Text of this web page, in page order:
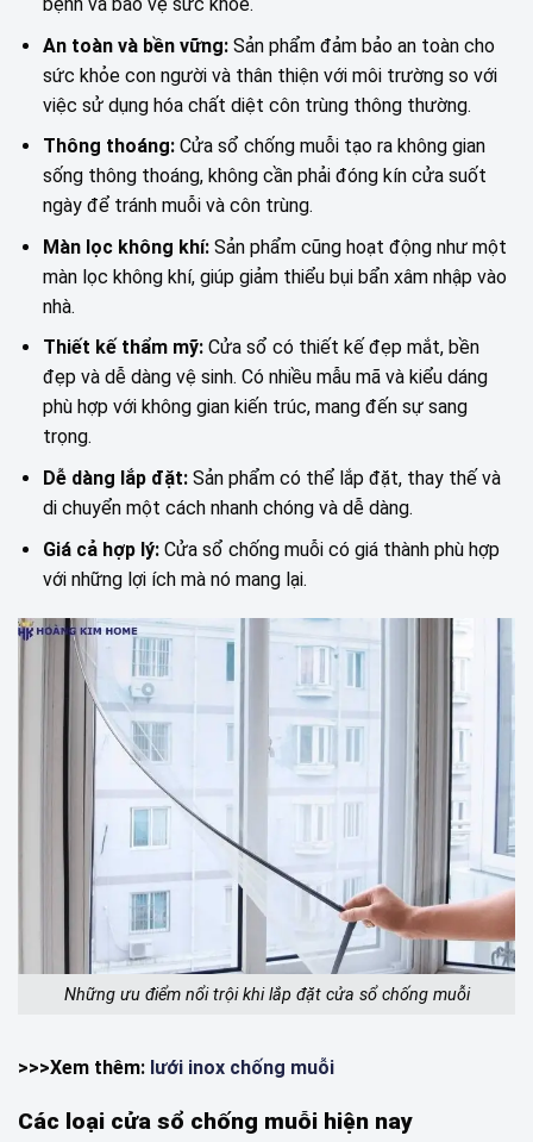
An toàn và bền vững: Sản phẩm đảm bảo an toàn cho
sức khỏe con người và thân thiện với môi trường so với
việc sử dụng hóa chất diệt côn trùng thông thường.
Thông thoáng: Cửa sổ chống muỗi tạo ra không gian
sống thông thoáng, không cần phải đóng kín cửa suốt
ngày để tránh muỗi và côn trùng.
Màn lọc không khí:Sản phẩm cũng hoạt động như một
màn lọc không khí, giúp giảm thiểu bụi bẩn xâm nhập vào
nhà.
Thiết kế thẩm mỹ: Cửa sổ có thiết kế đẹp mắt, bền
đẹp và dễ dàng vệ sinh. Có nhiều mẫu mã và kiểu dáng
phù hợp với không gian kiến trúc, mang đến sự sang
trọng.
Dễ dàng lắp đặt:Sản phẩm có thể lắp đặt, thay thế và
di chuyển một cách nhanh chóng và dễ dàng.
Giá cả hợp lý:Cửa sổ chống muỗi có giá thành phù hợp
với những lợi ích mà nó mang lại.
Những ưu điểm nổi trội khi lắp đặt cửa sổ chống muỗi
>>>Xem thêm: lưới inox chống muỗi
Các loại cửa sổ chống muỗi hiện nay